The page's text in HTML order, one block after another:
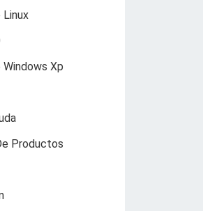
Linux
Xp
Productos